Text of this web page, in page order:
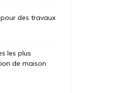
des travaux
les plus
de maison